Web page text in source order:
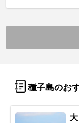
種子島のお